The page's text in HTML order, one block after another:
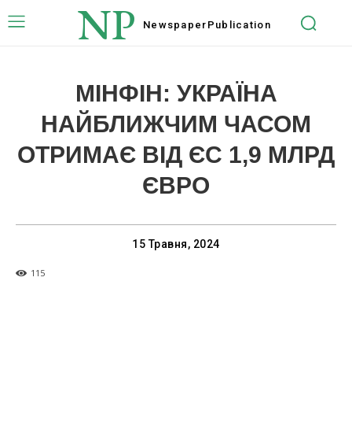
NP Newspaper Publication
МІНФІН: УКРАЇНА
НАЙБЛИЖЧИМ ЧАСОМ
ОТРИМАЄ ВІД ЄС 1,9 МЛРД
ЄВРО
15 Травня, 2024
115